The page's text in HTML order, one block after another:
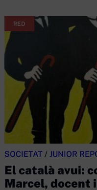
RED
SOCIETAT / JUNIOR
El català avui:
Marcel, docent